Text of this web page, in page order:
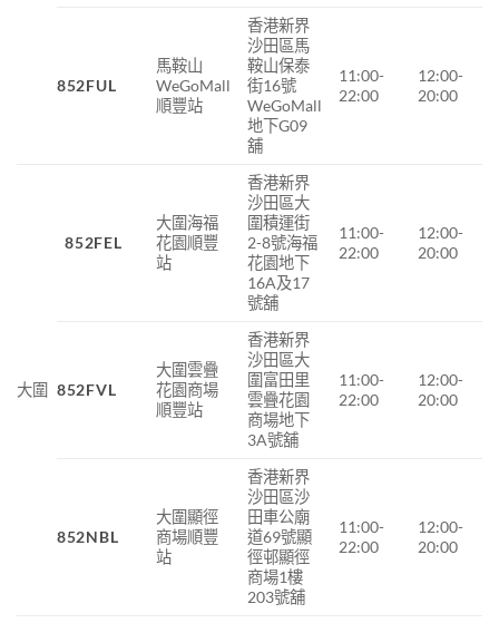
852FUL
馬鞍山
WeGoMall
順豐站
香港新界
沙田區馬
鞍山保泰
街16號
WeGoMall
地下G09
舖
11:00-
22:00
12:00-
20:00
大圍
852FEL
大圍海福
花園順豐
站
香港新界
沙田區大
圍積運街
2-8號海福
花園地下
16A及17
號舖
11:00-
22:00
12:00-
20:00
852FVL
大圍雲疊
花園商場
順豐站
香港新界
沙田區大
圍富田里
雲疊花園
商場地下
3A號舖
11:00-
22:00
12:00-
20:00
852NBL
大圍顯徑
商場順豐
站
香港新界
沙田區沙
田車公廟
道69號顯
徑邨顯徑
商場1樓
203號舖
11:00-
22:00
12:00-
20:00